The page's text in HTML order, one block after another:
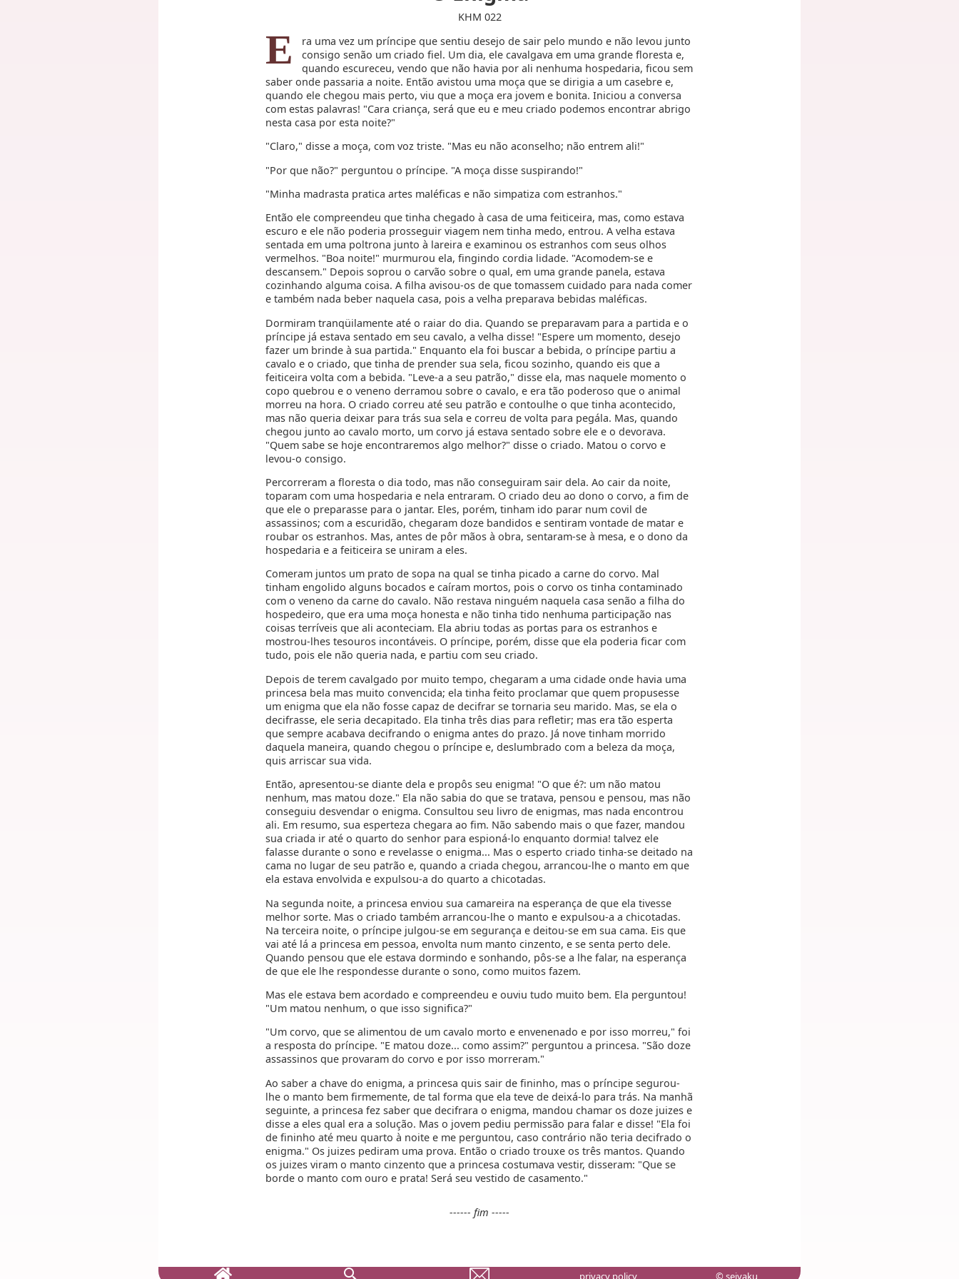
KHM 022
E
ra uma vez um príncipe que sentiu desejo de sair pelo mundo e não levou junto
consigo senão um criado fiel. Um dia, ele cavalgava em uma grande floresta e,
quando escureceu, vendo que não havia por ali nenhuma hospedaria, ficou sem
saber onde passaria a noite. Então avistou uma moça que se dirigia a um casebre e,
quando ele chegou mais perto, viu que a moça era jovem e bonita. Iniciou a conversa
com estas palavras! "Cara criança, será que eu e meu criado podemos encontrar abrigo
nesta casa por esta noite?"
"Claro," disse a moça, com voz triste. "Mas eu não aconselho; não entrem ali!"
"Por que não?" perguntou o príncipe. "A moça disse suspirando!"
"Minha madrasta pratica artes maléficas e não simpatiza com estranhos."
Então ele compreendeu que tinha chegado à casa de uma feiticeira, mas, como estava
escuro e ele não poderia prosseguir viagem nem tinha medo, entrou. A velha estava
sentada em uma poltrona junto à lareira e examinou os estranhos com seus olhos
vermelhos. "Boa noite!" murmurou ela, fingindo cordia lidade. "Acomodem-se e
descansem." Depois soprou o carvão sobre o qual, em uma grande panela, estava
cozinhando alguma coisa. A filha avisou-os de que tomassem cuidado para nada comer
e também nada beber naquela casa, pois a velha preparava bebidas maléficas.
Dormiram tranqüilamente até o raiar do dia. Quando se preparavam para a partida e o
príncipe já estava sentado em seu cavalo, a velha disse! "Espere um momento, desejo
fazer um brinde à sua partida." Enquanto ela foi buscar a bebida, o príncipe partiu a
cavalo e o criado, que tinha de prender sua sela, ficou sozinho, quando eis que a
feiticeira volta com a bebida. "Leve-a a seu patrão," disse ela, mas naquele momento o
copo quebrou e o veneno derramou sobre o cavalo, e era tão poderoso que o animal
morreu na hora. O criado correu até seu patrão e contoulhe o que tinha acontecido,
mas não queria deixar para trás sua sela e correu de volta para pegála. Mas, quando
chegou junto ao cavalo morto, um corvo já estava sentado sobre ele e o devorava.
"Quem sabe se hoje encontraremos algo melhor?" disse o criado. Matou o corvo e
levou-o consigo.
Percorreram a floresta o dia todo, mas não conseguiram sair dela. Ao cair da noite,
toparam com uma hospedaria e nela entraram. O criado deu ao dono o corvo, a fim de
que ele o preparasse para o jantar. Eles, porém, tinham ido parar num covil de
assassinos; com a escuridão, chegaram doze bandidos e sentiram vontade de matar e
roubar os estranhos. Mas, antes de pôr mãos à obra, sentaram-se à mesa, e o dono da
hospedaria e a feiticeira se uniram a eles.
Comeram juntos um prato de sopa na qual se tinha picado a carne do corvo. Mal
tinham engolido alguns bocados e caíram mortos, pois o corvo os tinha contaminado
com o veneno da carne do cavalo. Não restava ninguém naquela casa senão a filha do
hospedeiro, que era uma moça honesta e não tinha tido nenhuma participação nas
coisas terríveis que ali aconteciam. Ela abriu todas as portas para os estranhos e
mostrou-lhes tesouros incontáveis. O príncipe, porém, disse que ela poderia ficar com
tudo, pois ele não queria nada, e partiu com seu criado.
Depois de terem cavalgado por muito tempo, chegaram a uma cidade onde havia uma
princesa bela mas muito convencida; ela tinha feito proclamar que quem propusesse
um enigma que ela não fosse capaz de decifrar se tornaria seu marido. Mas, se ela o
decifrasse, ele seria decapitado. Ela tinha três dias para refletir; mas era tão esperta
que sempre acabava decifrando o enigma antes do prazo. Já nove tinham morrido
daquela maneira, quando chegou o príncipe e, deslumbrado com a beleza da moça,
quis arriscar sua vida.
Então, apresentou-se diante dela e propôs seu enigma! "O que é?: um não matou
nenhum, mas matou doze." Ela não sabia do que se tratava, pensou e pensou, mas não
conseguiu desvendar o enigma. Consultou seu livro de enigmas, mas nada encontrou
ali. Em resumo, sua esperteza chegara ao fim. Não sabendo mais o que fazer, mandou
sua criada ir até o quarto do senhor para espioná-lo enquanto dormia! talvez ele
falasse durante o sono e revelasse o enigma... Mas o esperto criado tinha-se deitado na
cama no lugar de seu patrão e, quando a criada chegou, arrancou-lhe o manto em que
ela estava envolvida e expulsou-a do quarto a chicotadas.
Na segunda noite, a princesa enviou sua camareira na esperança de que ela tivesse
melhor sorte. Mas o criado também arrancou-lhe o manto e expulsou-a a chicotadas.
Na terceira noite, o príncipe julgou-se em segurança e deitou-se em sua cama. Eis que
vai até lá a princesa em pessoa, envolta num manto cinzento, e se senta perto dele.
Quando pensou que ele estava dormindo e sonhando, pôs-se a lhe falar, na esperança
de que ele lhe respondesse durante o sono, como muitos fazem.
Mas ele estava bem acordado e compreendeu e ouviu tudo muito bem. Ela perguntou!
"Um matou nenhum, o que isso significa?"
"Um corvo, que se alimentou de um cavalo morto e envenenado e por isso morreu," foi
a resposta do príncipe. "E matou doze... como assim?" perguntou a princesa. "São doze
assassinos que provaram do corvo e por isso morreram."
Ao saber a chave do enigma, a princesa quis sair de fininho, mas o príncipe segurou-
lhe o manto bem firmemente, de tal forma que ela teve de deixá-lo para trás. Na manhã
seguinte, a princesa fez saber que decifrara o enigma, mandou chamar os doze juizes e
disse a eles qual era a solução. Mas o jovem pediu permissão para falar e disse! "Ela foi
de fininho até meu quarto à noite e me perguntou, caso contrário não teria decifrado o
enigma." Os juizes pediram uma prova. Então o criado trouxe os três mantos. Quando
os juizes viram o manto cinzento que a princesa costumava vestir, disseram: "Que se
borde o manto com ouro e prata! Será seu vestido de casamento."
------ fim -----
privacy policy © seiyaku